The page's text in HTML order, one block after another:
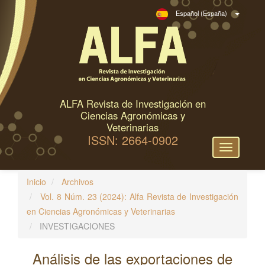
N
a
e
r
c
Español (España)
ALFA Revista de Investigación en
Ciencias Agronómicas y
Veterinarias
ISSN: 2664-0902
Toggle
Inicio
Archivos
Vol. 8 Núm. 23 (2024): Alfa Revista de Investigación
en Ciencias Agronómicas y Veterinarias
INVESTIGACIONES
Análisis de las exportaciones de